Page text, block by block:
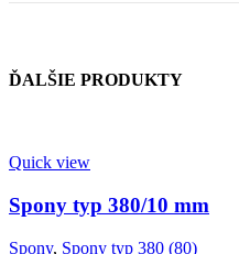
ĎALŠIE PRODUKTY
Quick view
Spony typ 380/10 mm
Spony, Spony typ 380 (80)